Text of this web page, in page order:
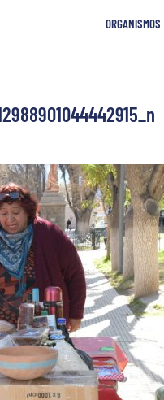
ORGANISMOS